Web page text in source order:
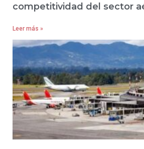
competitividad del sector
Leer más »